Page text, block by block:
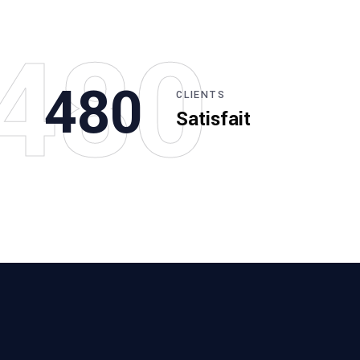
480 CLIENTS
Satisfait